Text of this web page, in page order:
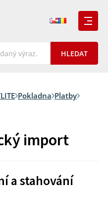
Pokladna Platby
import
a stahování